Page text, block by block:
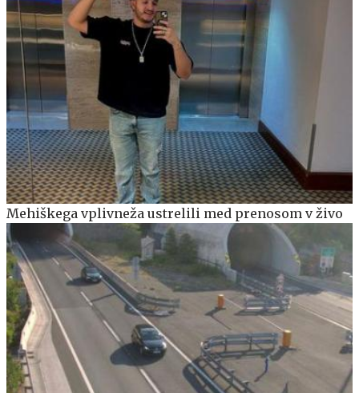
Mehiškega vplivneža ustrelili med prenosom v živo